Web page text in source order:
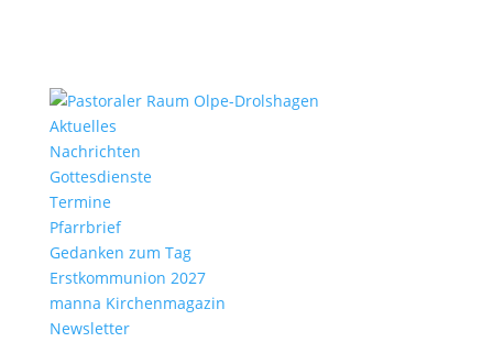
Aktu­elles
Nach­richten
Gottes­dienste
Termine
Pfarr­brief
Gedanken zum Tag
Erst­kom­mu­nion 2027
manna Kirchen­ma­gazin
News­letter